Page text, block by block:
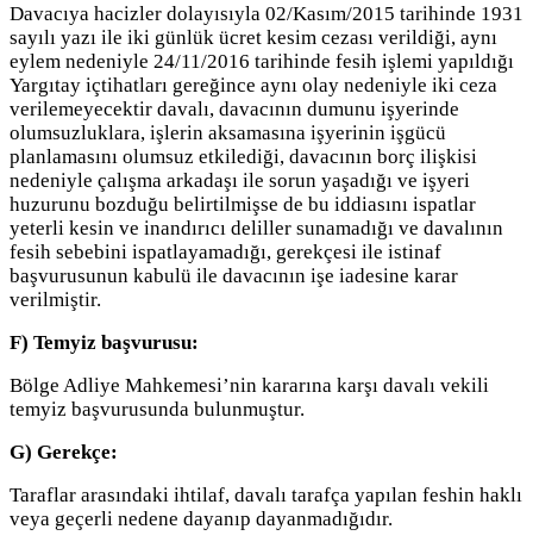
Davacıya hacizler dolayısıyla 02/Kasım/2015 tarihinde 1931
sayılı yazı ile iki günlük ücret kesim cezası verildiği, aynı
eylem nedeniyle 24/11/2016 tarihinde fesih işlemi yapıldığı
Yargıtay içtihatları gereğince aynı olay nedeniyle iki ceza
verilemeyecektir davalı, davacının dumunu işyerinde
olumsuzluklara, işlerin aksamasına işyerinin işgücü
planlamasını olumsuz etkilediği, davacının borç ilişkisi
nedeniyle çalışma arkadaşı ile sorun yaşadığı ve işyeri
huzurunu bozduğu belirtilmişse de bu iddiasını ispatlar
yeterli kesin ve inandırıcı deliller sunamadığı ve davalının
fesih sebebini ispatlayamadığı, gerekçesi ile istinaf
başvurusunun kabulü ile davacının işe iadesine karar
verilmiştir.
F) Temyiz başvurusu:
Bölge Adliye Mahkemesi’nin kararına karşı davalı vekili
temyiz başvurusunda bulunmuştur.
G) Gerekçe:
Taraflar arasındaki ihtilaf, davalı tarafça yapılan feshin haklı
veya geçerli nedene dayanıp dayanmadığıdır.